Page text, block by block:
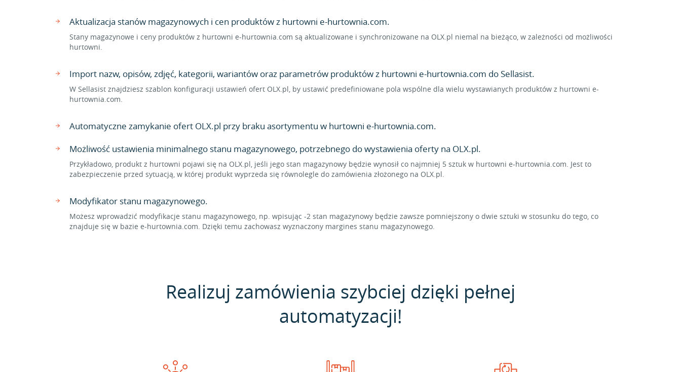
Aktualizacja stanów magazynowych i cen produktów z hurtowni e-hurtownia.com.
Stany magazynowe i ceny produktów z hurtowni e-hurtownia.com są aktualizowane i synchronizowane na OLX.pl niemal na bieżąco, w zależności od możliwości
hurtowni.
Import nazw, opisów, zdjęć, kategorii, wariantów oraz parametrów produktów z hurtowni e-hurtownia.com do Sellasist.
W Sellasist znajdziesz szablon konfiguracji ustawień ofert OLX.pl, by ustawić predefiniowane pola wspólne dla wielu wystawianych produktów z hurtowni e-
hurtownia.com.
Automatyczne zamykanie ofert OLX.pl przy braku asortymentu w hurtowni e-hurtownia.com.
Możliwość ustawienia minimalnego stanu magazynowego, potrzebnego do wystawienia oferty na OLX.pl.
Przykładowo, produkt z hurtowni pojawi się na OLX.pl, jeśli jego stan magazynowy będzie wynosił co najmniej 5 sztuk w hurtowni e-hurtownia.com. Jest to
zabezpieczenie przed sytuacją, w której produkt wyprzeda się równolegle do zamówienia złożonego na OLX.pl.
Modyfikator stanu magazynowego.
Możesz wprowadzić modyfikacje stanu magazynowego, np. wpisując -2 stan magazynowy będzie zawsze pomniejszony o dwie sztuki w stosunku do tego, co
znajduje się w bazie e-hurtownia.com. Dzięki temu zachowasz wyznaczony margines stanu magazynowego.
Realizuj zamówienia szybciej dzięki pełnej
automatyzacji!